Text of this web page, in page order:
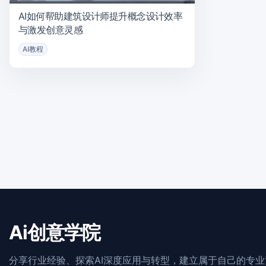
AI如何帮助建筑设计师提升概念设计效率
与激发创意灵感
AI教程
Ai创意学院
分享行业经验、探索AI深度应用与转型，建立属于自己的专业